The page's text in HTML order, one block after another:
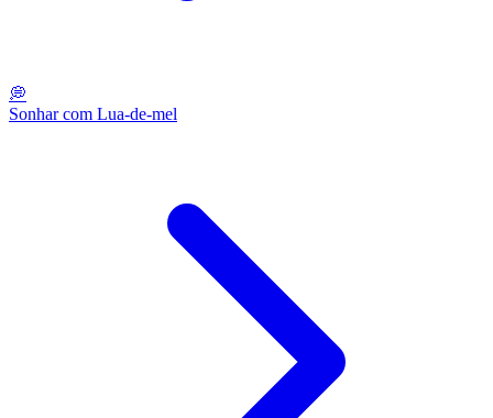
💭
Sonhar com Lua-de-mel